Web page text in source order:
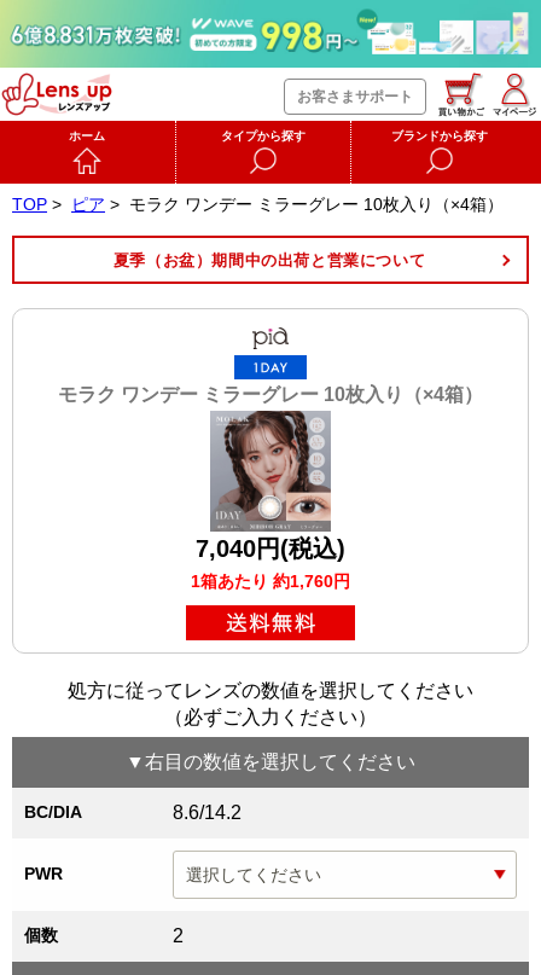
お客さまサポート
ホーム タイプから探す ブランドから探す
TOP > ピア > モラク ワンデー ミラーグレー 10枚入り（×4箱）
夏季（お盆）期間中の出荷と営業について
モラク ワンデー ミラーグレー 10枚入り（×4箱）
7,040円(税込)
1箱あたり 約1,760円
処方に従ってレンズの数値を選択してください
（必ずご入力ください）
▼右目 の数値を選択してください
BC/DIA 8.6/14.2
PWR
個数 2